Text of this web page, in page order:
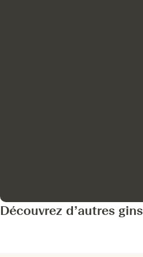
Découvrez d’autres gins